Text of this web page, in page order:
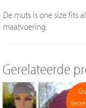
De muts is one size fits
maatvoering.
Gerelateerde